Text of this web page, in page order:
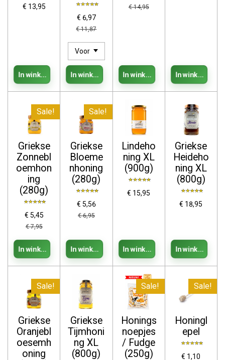
€ 13,95
In winkelwagen
€ 6,97
€ 11,87
In winkelwagen
€ 14,95
In winkelwagen In
Sale!
Griekse
Zonnebl
oemhon
ing
(280g)
€ 5,45
€ 7,95
In winkelwagen
Sale!
Griekse
Bloeme
nhoning
(280g)
€ 5,56
€ 6,95
In winkelwagen
Lindeho
ning XL
(900g)
€ 15,95
In winkelwagen
Griekse
Heideho
ning XL
(800g)
€ 18,95
In
Sale!
Griekse
Oranjebl
oesemh
oning
Griekse
Tijmhoni
ng XL
(800g)
Sale!
Honings
noepjes
/ Fudge
(250g)
Sale!
Honingl
epel
€ 1,10